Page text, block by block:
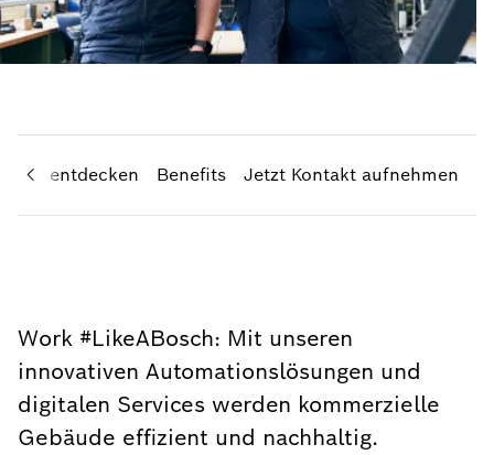
entdecken Benefits Jetzt Kontakt aufnehmen
Work #LikeABosch: Mit unseren
innovativen Automationslösungen und
digitalen Services werden kommerzielle
Gebäude effizient und nachhaltig.